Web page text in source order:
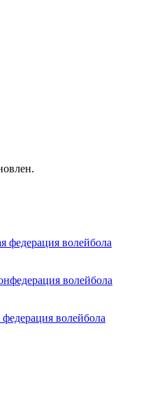
федерация волейбола
волейбола
волейбола